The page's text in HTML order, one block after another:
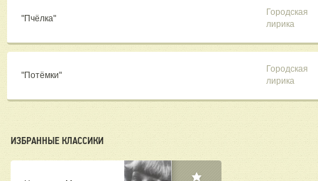
"Пчёлка"
Городская
лирика
"Потёмки"
Городская
лирика
ИЗБРАННЫЕ КЛАССИКИ